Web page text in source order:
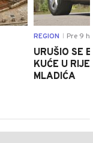
REGION Pre 9 h
URUŠIO SE
KUĆE U
MLADIĆA